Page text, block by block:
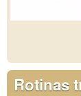
Rotinas